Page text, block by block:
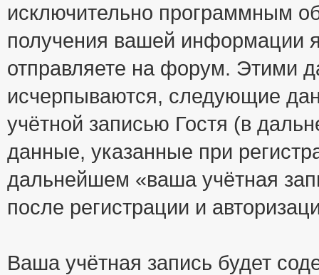
исключительно программным
получения вашей информации
отправляете на форум. Этими
исчерпываются, следующие
учётной записью Гостя (в
данные, указанные при
дальнейшем «ваша учётная
после регистрации и
Ваша учётная запись будет